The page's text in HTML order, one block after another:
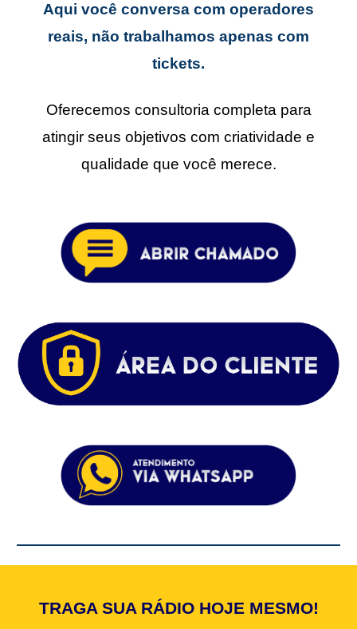
Aqui você conversa com operadores
reais, não trabalhamos apenas com
tickets.
Oferecemos consultoria completa para
atingir seus objetivos com criatividade e
qualidade que você merece.
TRAGA SUA RÁDIO HOJE MESMO!